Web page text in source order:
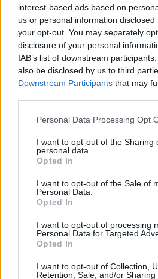
interest-based ads based on
us or personal information
your opt-out. You may separately
disclosure of your personal
IAB’s list of downstream
also be disclosed by us to third
Downstream Participants that may
Please note that this website/app
not limited to your visit or usage
grant or deny consent to Google
use your data for below specified
consent section.
Personal Data Processing Opt
I want to opt-out of the Sharing
personal data.
Opted In
I want to opt-out of the Sale of
Personal Data.
Opted In
I want to opt-out of processing
Personal Data for Targeted
Opted In
I want to opt-out of Collection,
Retention, Sale, and/or Sharing
Το Champions League δεν
για λάθη, καθώς
Πόρτο επίσης, όπως κι εμείς.